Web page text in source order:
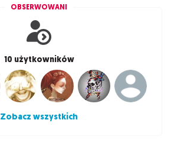
OBSERWOWANI
10 użytkowników
Zobacz wszystkich